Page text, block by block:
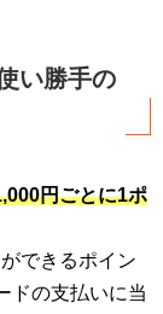
い勝手の
円ごとに1ポ
できるポイン
ドの支払いに当